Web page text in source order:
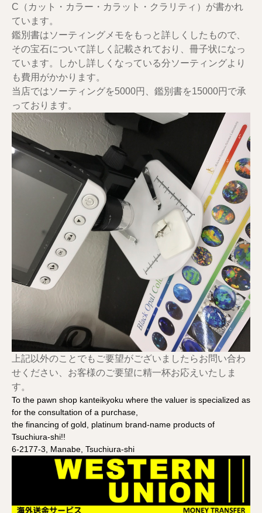
C（カット・カラー・カラット・クラリティ）が書かれ
ています。
鑑別書はソーティングメモをもっと詳しくしたもので、
その宝石について詳しく記載されており、冊子状になっ
ています。しかし詳しくなっている分ソーティングより
も費用がかかります。
当店ではソーティングを5000円、鑑別書を15000円で承
っております。
上記以外のことでもご要望がございましたらお問い合わ
せください、お客様のご要望に精一杯お応えいたしま
す。
To the pawn shop kanteikyoku where the valuer is specialized as
for the consultation of a purchase,
the financing of gold, platinum brand-name products of
Tsuchiura-shi!!
6-2177-3, Manabe, Tsuchiura-shi